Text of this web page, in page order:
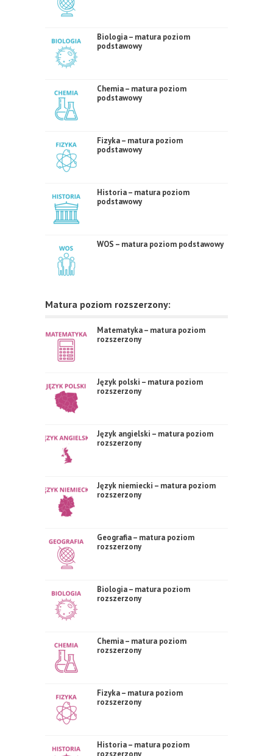
Biologia – matura poziom
podstawowy
Chemia – matura poziom
podstawowy
Fizyka – matura poziom
podstawowy
Historia – matura poziom
podstawowy
WOS – matura poziom podstawowy
Matura poziom rozszerzony:
Matematyka – matura poziom
rozszerzony
Język polski – matura poziom
rozszerzony
Język angielski – matura poziom
rozszerzony
Język niemiecki – matura poziom
rozszerzony
Geografia – matura poziom
rozszerzony
Biologia – matura poziom
rozszerzony
Chemia – matura poziom
rozszerzony
Fizyka – matura poziom
rozszerzony
Historia – matura poziom
rozszerzony